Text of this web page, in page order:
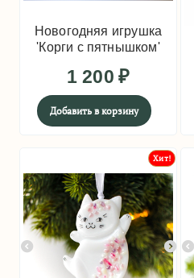
Новогодняя игрушка
'Корги с пятнышком'
1 200 ₽
Добавить в корзину
Хит!